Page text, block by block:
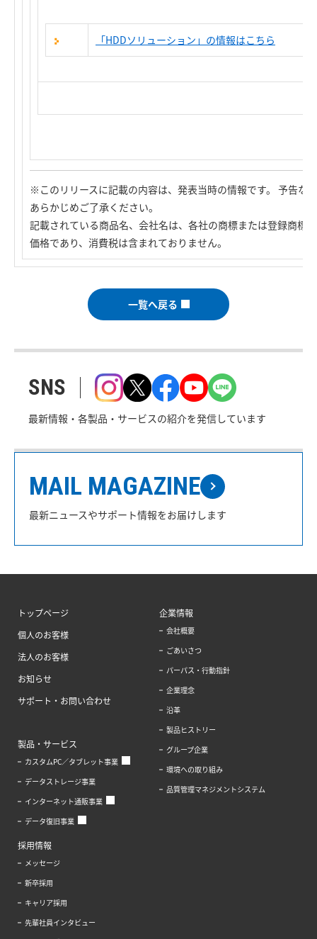
「HDDソリューション」の情報はこちら
※このリリースに記載の内容は、発表当時の情報です。 予告な
あらかじめご了承ください。
記載されている商品名、会社名は、各社の商標または登録商標
価格であり、消費税は含まれておりません。
一覧へ戻る
SNS
最新情報・各製品・サービスの紹介を発信しています
MAIL MAGAZINE
最新ニュースやサポート情報をお届けします
トップページ
個人のお客様
法人のお客様
お知らせ
サポート・お問い合わせ
製品・サービス
カスタムPC／タブレット事業
データストレージ事業
インターネット通販事業
データ復旧事業
企業情報
会社概要
ごあいさつ
パーパス・行動指針
企業理念
沿革
製品ヒストリー
グループ企業
環境への取り組み
品質管理マネジメントシステム
採用情報
メッセージ
新卒採用
キャリア採用
先輩社員インタビュー